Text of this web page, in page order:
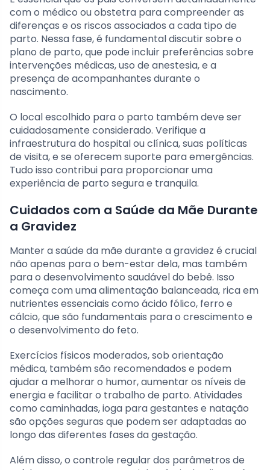
com o médico ou obstetra para compreender as
diferenças e os riscos associados a cada tipo de
parto. Nessa fase, é fundamental discutir sobre o
plano de parto, que pode incluir preferências sobre
intervenções médicas, uso de anestesia, e a
presença de acompanhantes durante o
nascimento.
O local escolhido para o parto também deve ser
cuidadosamente considerado. Verifique a
infraestrutura do hospital ou clínica, suas políticas
de visita, e se oferecem suporte para emergências.
Tudo isso contribui para proporcionar uma
experiência de parto segura e tranquila.
Cuidados com a Saúde da Mãe Durante
a Gravidez
Manter a saúde da mãe durante a gravidez é crucial
não apenas para o bem-estar dela, mas também
para o desenvolvimento saudável do bebê. Isso
começa com uma alimentação balanceada, rica em
nutrientes essenciais como ácido fólico, ferro e
cálcio, que são fundamentais para o crescimento e
o desenvolvimento do feto.
Exercícios físicos moderados, sob orientação
médica, também são recomendados e podem
ajudar a melhorar o humor, aumentar os níveis de
energia e facilitar o trabalho de parto. Atividades
como caminhadas, ioga para gestantes e natação
são opções seguras que podem ser adaptadas ao
longo das diferentes fases da gestação.
Além disso, o controle regular dos parâmetros de